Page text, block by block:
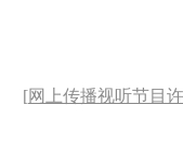
[网上传播视听节目许